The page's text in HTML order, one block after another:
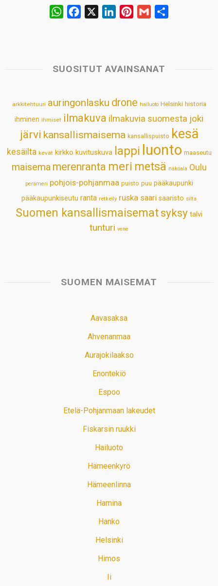
W
s
p
b
k
e
n
e
s
t
l
SUOSITUT AVAINSANAT
arkkitehtuuri auringonlasku drone hailuoto Helsinki historia
ihminen ihmiset ilmakuva ilmakuvia suomesta joki
järvi kansallismaisema kansallispuisto kesä
kesäilta kevät kirkko kuvituskuva lappi luonto maaseutu
maisema merenranta meri metsä näköala Oulu
perämeri pohjois-pohjanmaa puisto puu pääkaupunki
pääkaupunkiseutu ranta retkeily ruska saari saaristo silta
Suomen kansallismaisematsyksy talvi
tunturi vene
SUOMEN MAISEMAT
Aavasaksa
Ahvenanmaa
Aurajokilaakso
Enontekiö
Espoo
Etelä-Pohjanmaan lakeudet
Fiskarsin ruukki
Hailuoto
Hämeenkyrö
Hämeenlinna
Hamina
Hanko
Helsinki
Himos
Ii